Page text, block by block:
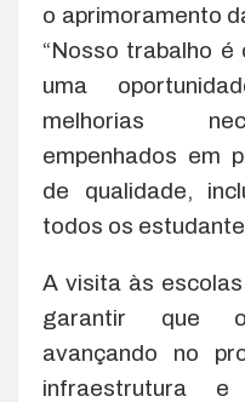
o aprimoramento
“Nosso trabalho
uma
melhorias
empenhados em
de qualidade,
todos os
A visita às
garantir que o
avançando no
infraestrutura